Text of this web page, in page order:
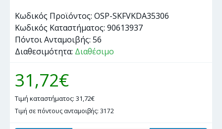
Κωδικός Προϊόντος: OSP-SKFVKDA35306
Κωδικός Καταστήματος: 90613937
Πόντοι Ανταμοιβής: 56
Διαθεσιμότητα: Διαθέσιμο
31,72€
Τιμή καταστήματος: 31,72€
Τιμή σε πόντους ανταμοιβής: 3172